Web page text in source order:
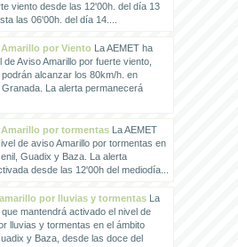
viento desde las 12'00h. del día 13
las 06'00h. del día 14....
por VientoLa AEMET ha
Aviso Amarillo por fuerte viento,
alcanzar los 80km/h. en
La alerta permanecerá
por tormentasLa AEMET
de aviso Amarillo por tormentas en
Guadix y Baza. La alerta
desde las 12'00h del mediodía...
por lluvias y tormentasLa
mantendrá activado el nivel de
lluvias y tormentas en el ámbito
y Baza, desde las doce del